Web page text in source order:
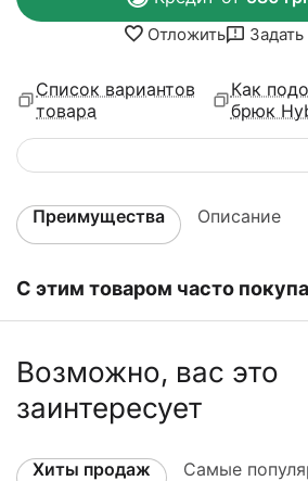
Отложить
Список вариантов
товара
Как
брюк
Преимущества Описание
С этим товаром часто
Возможно, вас это
заинтересует
Хиты продаж Самые